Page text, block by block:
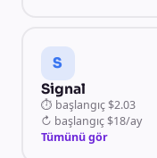
S
Signal
⏱ başlangıç $2.03
↻ başlangıç $18/ay
Tümünü gör